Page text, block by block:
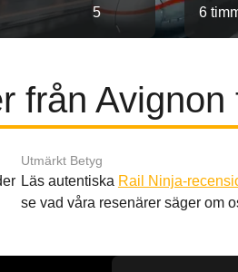
5 6
från
Utmärkt Betyg
Läs autentiska Rail Ninja-
se vad våra resenärer säger om